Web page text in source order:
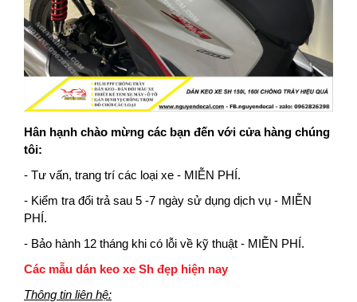
Hân hạnh chào mừng các bạn đến với cửa hàng chúng
tôi:
- Tư vấn, trang trí các loại xe - MIỄN PHÍ.
- Kiểm tra đổi trả sau 5 -7 ngày sử dụng dịch vụ - MIỄN
PHÍ.
- Bảo hành 12 tháng khi có lỗi về kỹ thuật - MIỄN PHÍ.
Các mẫu dán keo xe Sh đẹp hiện nay
Thông tin liên hệ: